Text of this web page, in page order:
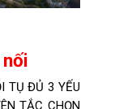
TỤ ĐỦ 3 YẾU
TẮC CHỌN